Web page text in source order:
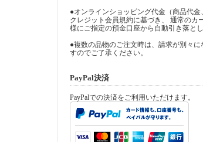
●オンラインショッピング代金（商品代金
クレジット会員規約に基づき、 通常のカ
様にご指定の預金口座から自動引き落とし
●複数の品物のご注文時は、請求が別々に
すのでご了承ください。
PayPal決済
PayPalでの決済をご利用いただけます。